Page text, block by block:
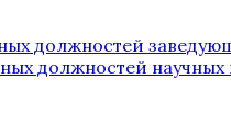
должностей
должностей